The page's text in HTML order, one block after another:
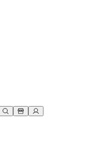
び3Dゲームを構築
およびレビューする
ンス